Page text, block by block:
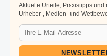
Aktuelle Urteile, Praxistipps und
Urheber-, Medien- und